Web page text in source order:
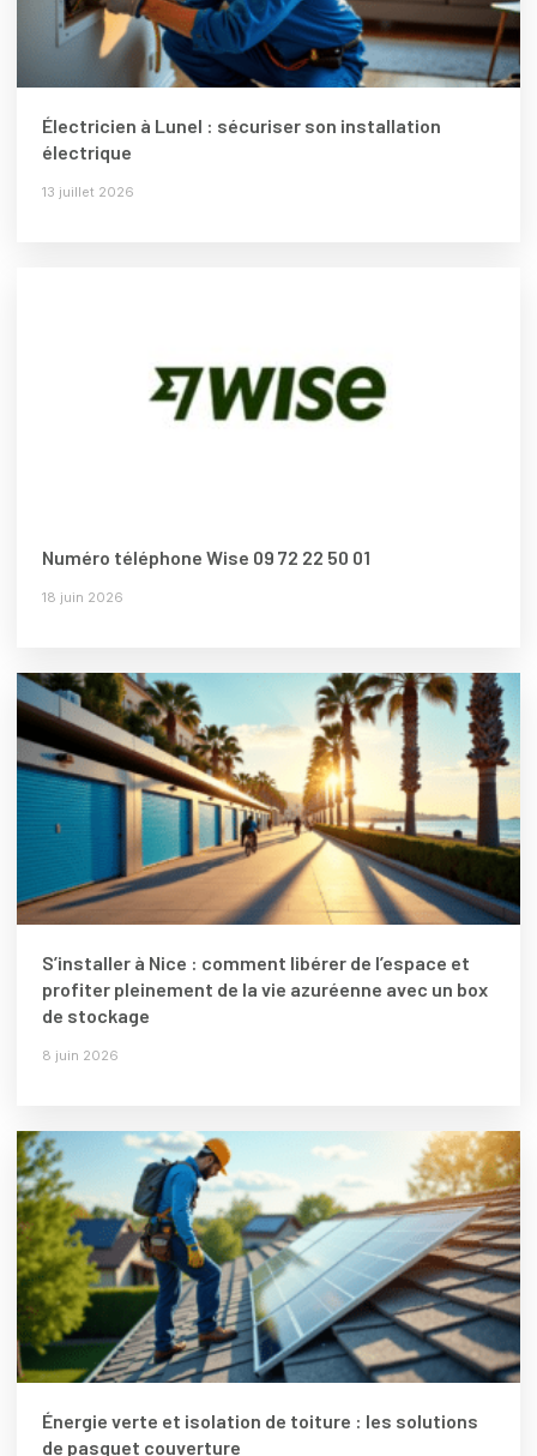
Électricien à Lunel : sécuriser son installation
électrique
13 juillet 2026
Numéro téléphone Wise 09 72 22 50 01
18 juin 2026
S’installer à Nice : comment libérer de l’espace et
profiter pleinement de la vie azuréenne avec un box
de stockage
8 juin 2026
Énergie verte et isolation de toiture : les solutions
de pasquet couverture